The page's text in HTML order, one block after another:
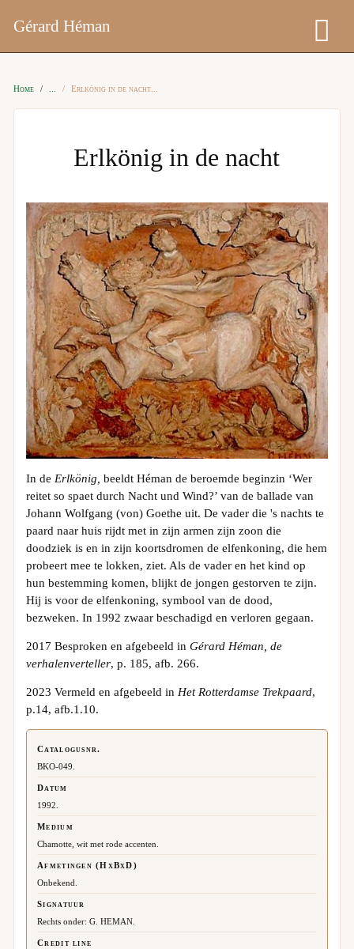
Gérard Héman
Home Erlkönig in de nacht
Erlkönig in de nacht
In de Erlkönig,beeldt Héman de beroemde beginzin ‘Wer
reitet so spaet durch Nacht und Wind?’ van de ballade van
Johann Wolfgang (von) Goethe uit. De vader die 's nachts te
paard naar huis rijdt met in zijn armen zijn zoon die
doodziek is en in zijn koortsdromen de elfenkoning, die hem
probeert mee te lokken, ziet. Als de vader en het kind op
hun bestemming komen, blijkt de jongen gestorven te zijn.
Hij is voor de elfenkoning, symbool van de dood,
bezweken. In 1992 zwaar beschadigd en verloren gegaan.
2017 Besproken en afgebeeld inGérard Héman, de
verhalenverteller, p. 185, afb. 266.
2023 Vermeld en afgebeeld in Het Rotterdamse Trekpaard,
p.14, afb.1.10.
Catalogusnr.
BKO-049.
Datum
1992.
Medium
Chamotte, wit met rode accenten.
Afmetingen (HxBxD)
Onbekend.
Signatuur
Rechts onder: G. HEMAN.
Credit line